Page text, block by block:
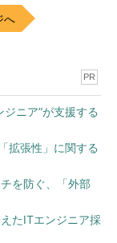
へ
PR
ニア”が支援する
拡張性」に関する
を防ぐ、「外部
たITエンジニア採